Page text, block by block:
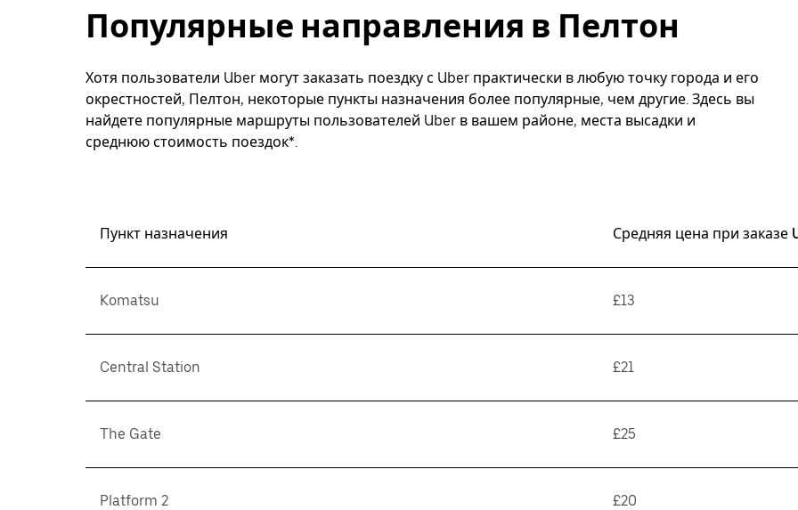
Популярные направления в Пелтон
Хотя пользователи Uber могут заказать поездку с Uber практически в любую точку города и его
окрестностей, Пелтон, некоторые пункты назначения более популярные, чем другие. Здесь вы
найдете популярные маршруты пользователей Uber в вашем районе, места высадки и
среднюю стоимость поездок*.
Пункт назначения Средняя цена при заказе
Komatsu £13
Central Station £21
The Gate £25
Platform 2 £20